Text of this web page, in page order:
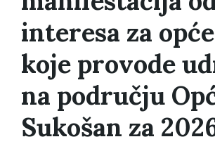
interesa za
koje provode
na području
Sukošan za